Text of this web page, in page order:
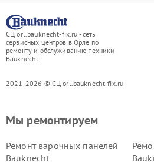
СЦ orl.bauknecht-fix.ru - сеть
сервисных центров в Орле по
ремонту и обслуживанию техники
Bauknecht
2021-2026 © СЦ orl.bauknecht-fix.ru
Мы ремонтируем
Ремонт варочных панелей
Bauknecht